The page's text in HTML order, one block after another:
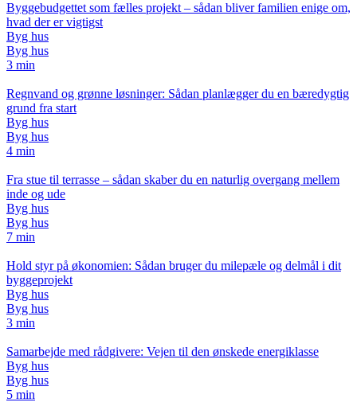
Byggebudgettet som fælles projekt – sådan bliver familien enige om,
hvad der er vigtigst
Byg hus
Byg hus
3 min
Regnvand og grønne løsninger: Sådan planlægger du en bæredygtig
grund fra start
Byg hus
Byg hus
4 min
Fra stue til terrasse – sådan skaber du en naturlig overgang mellem
inde og ude
Byg hus
Byg hus
7 min
Hold styr på økonomien: Sådan bruger du milepæle og delmål i dit
byggeprojekt
Byg hus
Byg hus
3 min
Samarbejde med rådgivere: Vejen til den ønskede energiklasse
Byg hus
Byg hus
5 min